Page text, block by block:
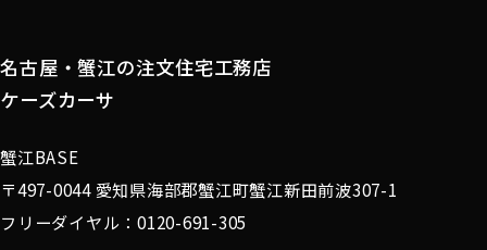
名古屋・蟹江の注文住宅工務店
ケーズカーサ
蟹江BASE
〒497-0044 愛知県海部郡蟹江町蟹江新田前波307-1
フリーダイヤル：0120-691-305